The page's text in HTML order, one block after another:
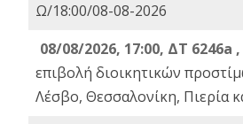
Ω/18:00/08-08-2026
08/08/2026, 17:00, ΔΤ 6246a ,
επιβολή διοικητικών
Λέσβο, Θεσσαλονίκη, Πιερία